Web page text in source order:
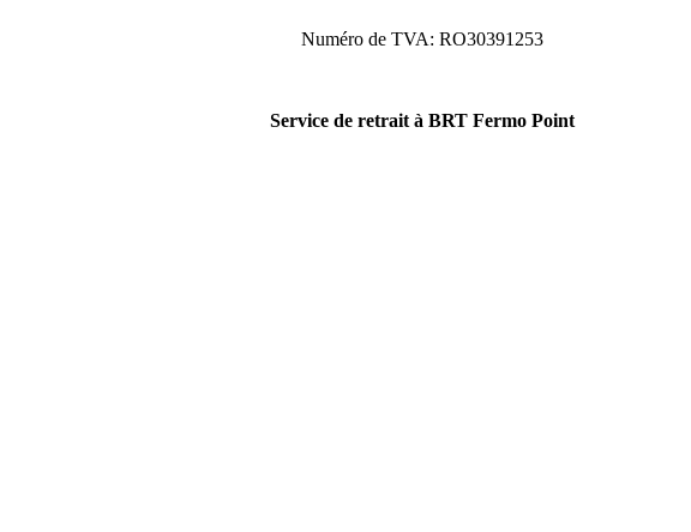
Numéro de TVA: RO30391253
Service de retrait à BRT Fermo Point